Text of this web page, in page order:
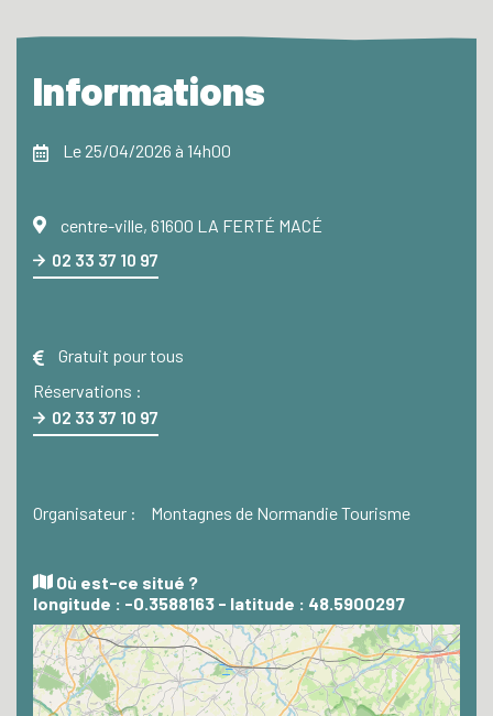
Informations
Le 25/04/2026 à 14h00
centre-ville, 61600 LA FERTÉ MACÉ
02 33 37 10 97
Gratuit pour tous
Réservations :
02 33 37 10 97
Organisateur : Montagnes de Normandie Tourisme
Où est-ce situé ?
longitude : -0.3588163 - latitude : 48.5900297